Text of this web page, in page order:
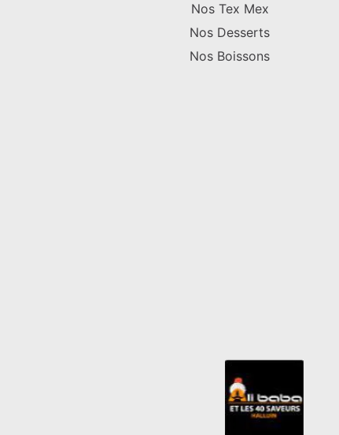
Nos Tex Mex
Nos Desserts
Nos Boissons